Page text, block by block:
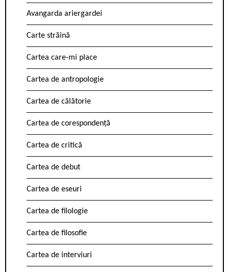
Avangarda ariergardei
Carte străină
Cartea care-mi place
Cartea de antropologie
Cartea de călătorie
Cartea de corespondență
Cartea de critică
Cartea de debut
Cartea de eseuri
Cartea de filologie
Cartea de filosofie
Cartea de interviuri